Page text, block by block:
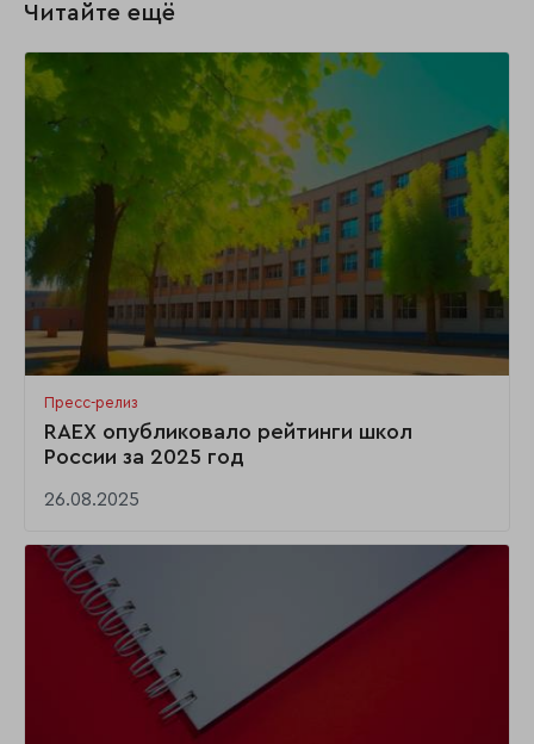
Читайте ещё
Пресс-релиз
RAEX опубликовало рейтинги школ
России за 2025 год
26.08.2025